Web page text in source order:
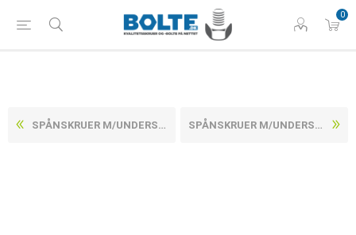
0
SPÅNSKRUER M/UNDERSÆNKET TORX HOVED, DELGEVIND ELFORZINKET STÅL CE/EN 145924X55/33 -T20 (500 STK) SPÅNSKRUER M/UNDERSÆNKET TORX HOVED, DELGEVIND ELFORZINKET STÅL CE/EN 145924X70/42 -T20 (200 STK)